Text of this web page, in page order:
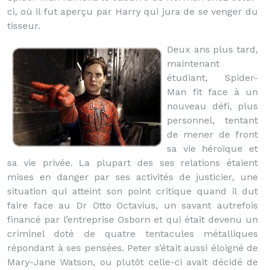
ci, où il fut aperçu par Harry qui jura de se venger du
tisseur.
Deux ans plus tard,
maintenant
étudiant, Spider-
Man fit face à un
nouveau défi, plus
personnel, tentant
de mener de front
sa vie héroïque et
sa vie privée. La plupart des ses relations étaient
mises en danger par ses activités de justicier, une
situation qui atteint son point critique quand il dut
faire face au Dr Otto Octavius, un savant autrefois
financé par l’entreprise Osborn et qui était devenu un
criminel doté de quatre tentacules métalliques
répondant à ses pensées. Peter s’était aussi éloigné de
Mary-Jane Watson, ou plutôt celle-ci avait décidé de